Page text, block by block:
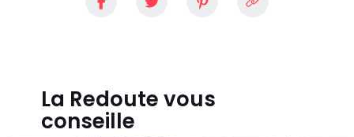
La Redoute vous
conseille